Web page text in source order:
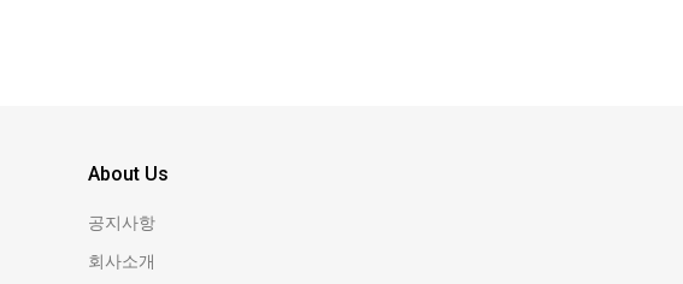
About Us
공지사항
회사소개